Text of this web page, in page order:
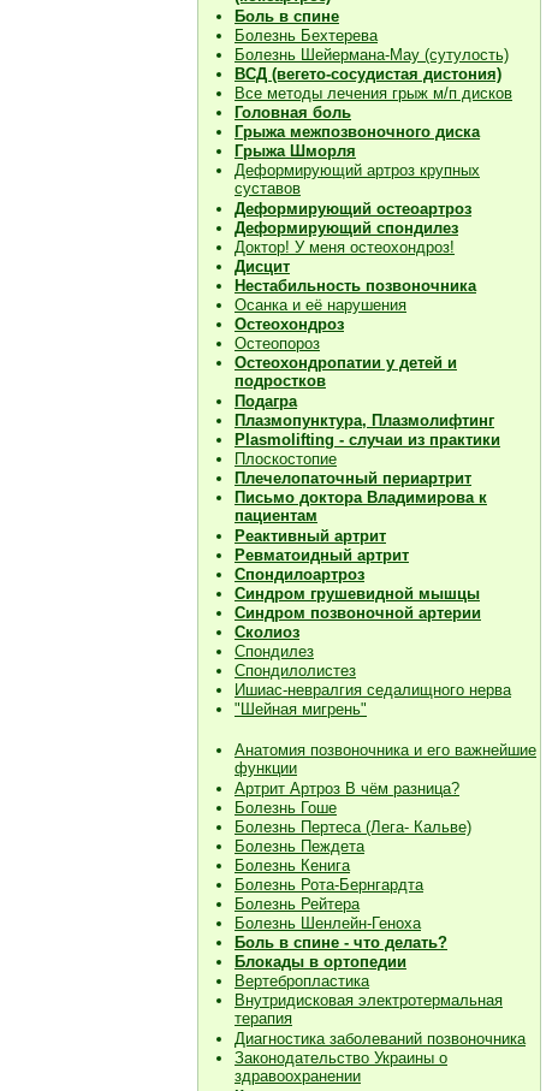
Боль в спине
Болезнь Бехтерева
Болезнь Шейермана-Мау (сутулость)
ВСД (вегето-сосудистая дистония)
Все методы лечения грыж м/п дисков
Головная боль
Грыжа межпозвоночного диска
Грыжа Шморля
Деформирующий артроз крупных
суставов
Деформирующий остеоартроз
Деформирующий спондилез
Доктор! У меня остеохондроз!
Дисцит
Нестабильность позвоночника
Осанка и её нарушения
Остеохондроз
Остеопороз
Остеохондропатии у детей и
подростков
Подагра
Плазмопунктура, Плазмолифтинг
Plasmolifting - случаи из практики
Плоскостопие
Плечелопаточный периартрит
Письмо доктора Владимирова к
пациентам
Реактивный артрит
Ревматоидный артрит
Спондилоартроз
Синдром грушевидной мышцы
Синдром позвоночной артерии
Сколиоз
Спондилез
Спондилолистез
Ишиас-невралгия седалищного нерва
"Шейная мигрень"
Анатомия позвоночника и его важнейшие
функции
Артрит Артроз В чём разница?
Болезнь Гоше
Болезнь Пертеса (Лега- Кальве)
Болезнь Пеждета
Болезнь Кенига
Болезнь Рота-Бернгардта
Болезнь Рейтера
Болезнь Шенлейн-Геноха
Боль в спине - что делать?
Блокады в ортопедии
Вертебропластика
Внутридисковая электротермальная
терапия
Диагностика заболеваний позвоночника
Законодательство Украины о
здравоохранении